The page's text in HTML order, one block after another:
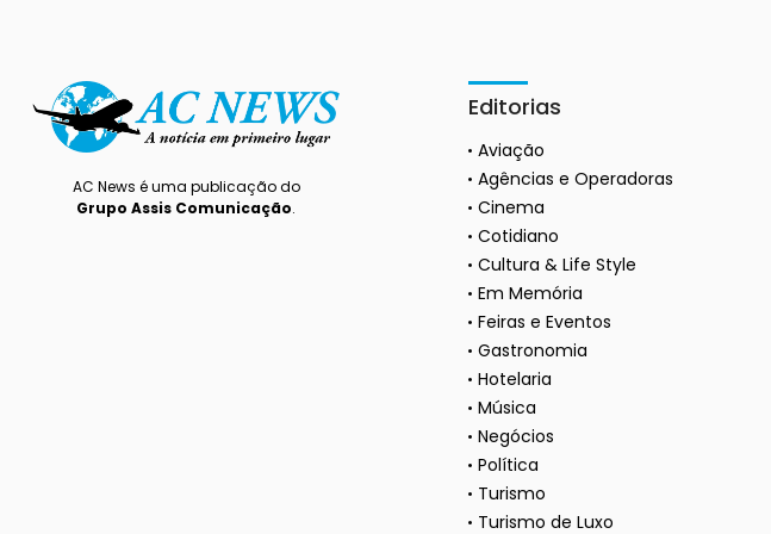
AC News é uma publicação do
Grupo Assis Comunicação.
Editorias
Aviação
Agências e Operadoras
Cinema
Cotidiano
Cultura & Life Style
Em Memória
Feiras e Eventos
Gastronomia
Hotelaria
Música
Negócios
Política
Turismo
Turismo de Luxo